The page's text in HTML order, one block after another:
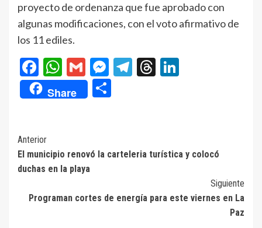
proyecto de ordenanza que fue aprobado con
algunas modificaciones, con el voto afirmativo de
los 11 ediles.
Facebook
WhatsApp
GmailMessenger
Telegram
Threads
Share
Navegación
de
entradas
Anterior
El municipio renovó la carteleria turística y colocó
duchas en la playa
Siguiente
Programan cortes de energía para este viernes en La
Paz